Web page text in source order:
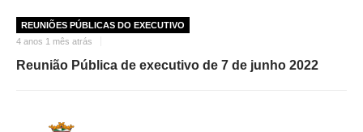
REUNIÕES PÚBLICAS DO EXECUTIVO
4 anos 1 mês atrás
Reunião Pública de executivo de 7 de junho 2022